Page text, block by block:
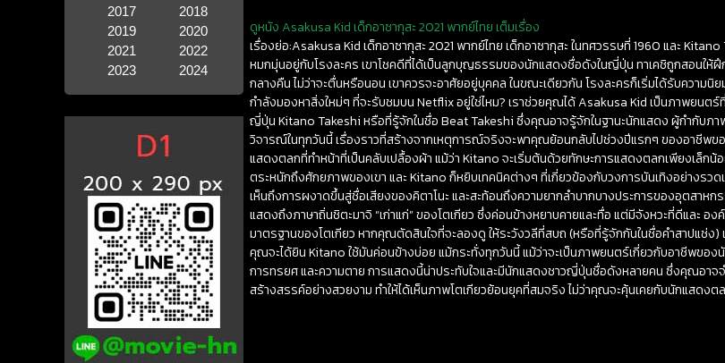
2017
2018
2019
2020
2021
2022
2023
2024
ดูหนัง Asakusa Kid เด็กอาซากุสะ 2021 พากย์ไทย เต็มเรื่อง
เรื่องย่อ:Asakusa Kid เด็กอาซากุสะ 2021 พากย์ไทย เด็กอาซากุสะ ในทศวรรษที่ 1960 และ
หมกมุ่นอยู่กับโรงละคร เขาโชคดีที่ได้เป็นลูกบุญธรรมของนักแสดงชื่อดังในญี่ปุ่น ทาเคชิถูกสอนให้ฝึ
กลางคืน ไม่ว่าจะตื่นหรือนอน เขาควรจะอาศัยอยู่บุคคล ในขณะเดียวกัน โรงละครก็เริ่มได้รับความ
กำลังมองหาสิ่งใหม่ๆ ที่จะรับชมบน Netflix อยู่ใช่ไหม? เราช่วยคุณได้ Asakusa Kid เป็นภาพยน
ญี่ปุ่น Kitano Takeshi หรือที่รู้จักในชื่อ Beat Takeshi ซึ่งคุณอาจรู้จักในฐานะนักแสดง ผู้กำกับภ
วิจารณ์ในทุกวันนี้ เรื่องราวที่สร้างจากเหตุการณ์จริงจะพาคุณย้อนกลับไปช่วงปีแรกๆ ของอาชีพ
แสดงตลกที่ทำหน้าที่เป็นคลับเปลื้องผ้า แม้ว่า Kitano จะเริ่มต้นด้วยทักษะการแสดงตลกเพียงเล็กน้
ตระหนักถึงศักยภาพของเขา และ Kitano ก็หยิบเทคนิคต่างๆ ที่เกี่ยวข้องกับวงการบันเทิงอย่างรว
เห็นถึงการผงาดขึ้นสู่ชื่อเสียงของคิตาโนะ และสะท้อนถึงความยากลำบากบางประการของอุตสาห
แสดงถึงภาษาถิ่นชิตะมาจิ “เก่าแก่” ของโตเกียว ซึ่งค่อนข้างหยาบคายและทื่อ แต่มีจังหวะที่ดีและ
มาตรฐานของโตเกียว หากคุณตัดสินใจที่จะลองดู ให้ระวังวลีที่สบถ (หรือที่รู้จักกันในชื่อคำสาปแช่ง)
คุณจะได้ยิน Kitano ใช้มันค่อนข้างบ่อย แม้กระทั่งทุกวันนี้ แม้ว่าจะเป็นภาพยนตร์เกี่ยวกับอาชีพขอ
การทรยศ และความตาย การแสดงนี้น่าประทับใจและมีนักแสดงชาวญี่ปุ่นชื่อดังหลายคน ซึ่งคุณอาจ
สร้างสรรค์อย่างสวยงาม ทำให้ได้เห็นภาพโตเกียวย้อนยุคที่สมจริง ไม่ว่าคุณจะคุ้นเคยกับนักแสดง